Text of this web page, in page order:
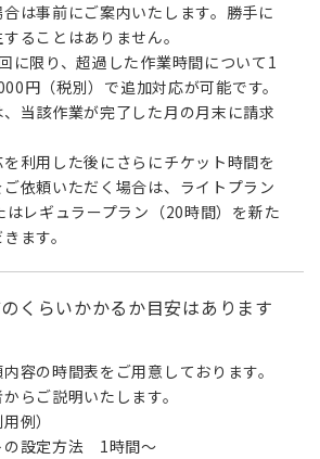
は事前にご案内いたします。勝手に
ることはありません。
に限り、超過した作業時間について1
円（税別）で追加対応が可能です。
当該作業が完了した月の月末に請求
利用した後にさらにチケット時間を
依頼いただく場合は、ライトプラン
はレギュラープラン（20時間）を新た
ます。
くらいかかるか目安はあります
容の時間表をご用意しております。
らご説明いたします。
例）
の設定方法 1時間～